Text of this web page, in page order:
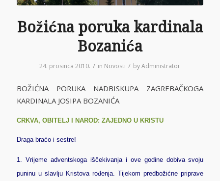
Božićna poruka kardinala
Bozanića
24. prosinca 2010. / in Novosti / byAdministrator
BOŽIĆNA PORUKA NADBISKUPA ZAGREBAČKOGA
KARDINALA JOSIPA BOZANIĆA
CRKVA, OBITELJ I NAROD: ZAJEDNO U KRISTU
Draga braćo i sestre!
1. Vrijeme adventskoga iščekivanja i ove godine dobiva svoju
puninu u slavlju Kristova rođenja. Tijekom predbožićne priprave